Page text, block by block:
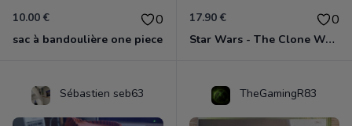
10.00 € 0
sac à bandoulière one piece
17.90 € 0
Star Wars - The Clone Wars - Les Héros De La République Xbox 360
Sébastien seb63 TheGamingR83